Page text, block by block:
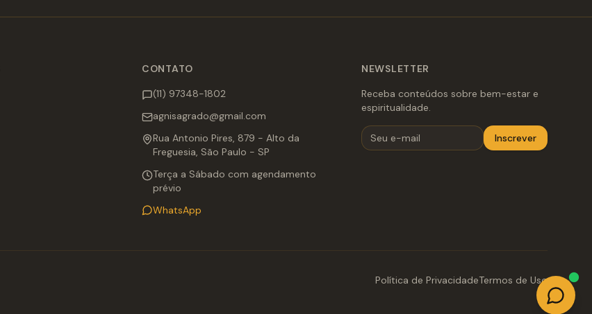
CONTATO
(11) 97348-1802
agnisagrado@gmail.com
Rua Antonio Pires, 879 - Alto da
Freguesia, São Paulo - SP
Terça a Sábado com agendamento
prévio
WhatsApp
NEWSLETTER
Receba conteúdos sobre bem-estar e
espiritualidade.
Inscrever
Política de PrivacidadeTermos de Uso